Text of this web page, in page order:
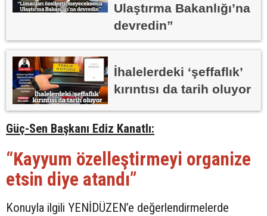
Ulaştırma Bakanlığı’na
devredin”
İhalelerdeki ‘şeffaflık’
kırıntısı da tarih oluyor
Güç-Sen Başkanı Ediz Kanatlı:
“Kayyum özelleştirmeyi organize
etsin diye atandı”
Konuyla ilgili YENİDÜZEN’e değerlendirmelerde